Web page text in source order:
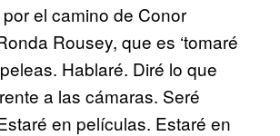
el camino de Conor
Rousey, que es ‘tomaré
Hablaré. Diré lo que
a las cámaras. Seré
en películas. Estaré en